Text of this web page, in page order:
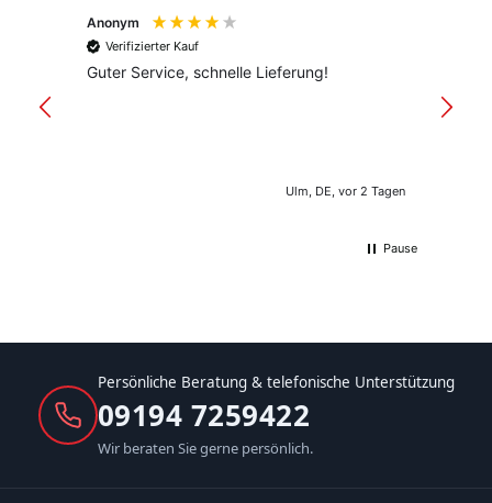
Anonym
Verifizierter Kauf
Guter Service, schnelle Lieferung!
Ulm, DE, vor 2 Tagen
Pause
Persönliche Beratung & telefonische Unterstützung
09194 7259422
Wir beraten Sie gerne persönlich.